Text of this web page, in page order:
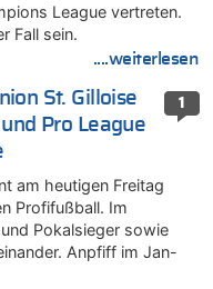
League vertreten.
Fall sein.
....weiterlesen
1
St. Gilloise
Pro League
am heutigen Freitag
Profifußball. Im
Pokalsieger sowie
Anpfiff im Jan-